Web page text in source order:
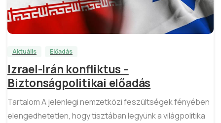
8
Aktuális Előadás
Izrael-Irán konfliktus –
Biztonságpolitikai előadás
Tartalom A jelenlegi nemzetközi feszültségek fényében
elengedhetetlen, hogy tisztában legyünk a világpolitika